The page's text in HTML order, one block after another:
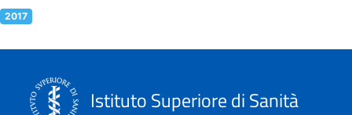
2017
Istituto Superiore di Sanità